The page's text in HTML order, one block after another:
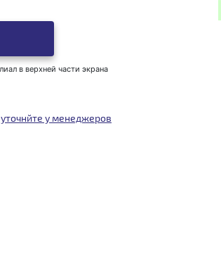
в верхней части экрана
у менеджеров